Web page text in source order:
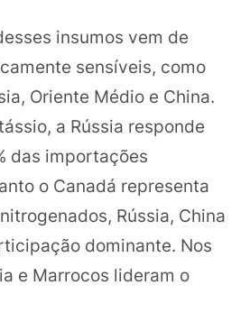
insumos vem de
sensíveis, como
Oriente Médio e China.
a Rússia responde
das importações
o Canadá representa
Rússia, China
dominante. Nos
e Marrocos lideram o